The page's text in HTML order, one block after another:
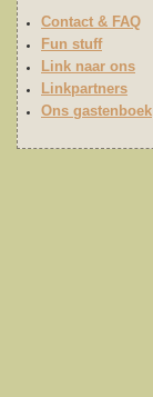
Contact & FAQ
Fun stuff
Link naar ons
Linkpartners
Ons gastenboek